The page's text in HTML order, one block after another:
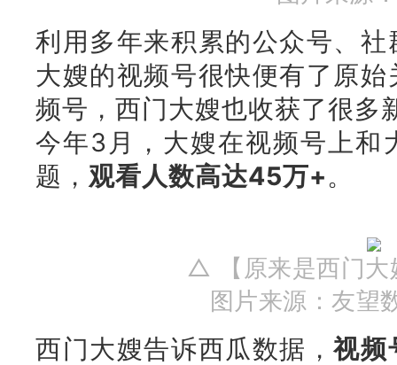
利用多年来积累的公众号、
大嫂的视频号很快便有了原
频号，西门大嫂也收获了很多
今年3月，大嫂在视频号上和
题， 观看人数高达45万+。
△ 【原来是西门大
图片来源：友望
西门大嫂告诉西瓜数据，视频